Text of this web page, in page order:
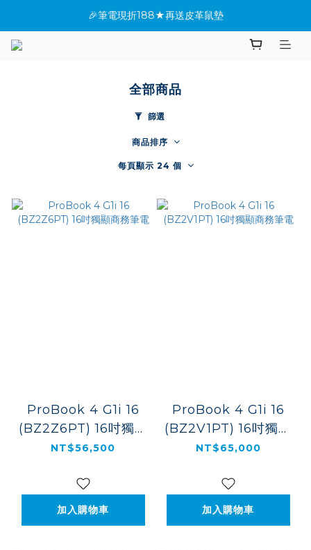
★全館指定桌機現折288
🎉筆電現折188★再送皮革鼠墊
全部商品
篩選
商品排序
每頁顯示 24 個
ProBook 4 G1i 16
(BZ2Z6PT) 16吋獨顯
商務筆電
NT$56,500
加入購物車
ProBook 4 G1i 16
(BZ2V1PT) 16吋獨顯
商務筆電
NT$65,000
加入購物車